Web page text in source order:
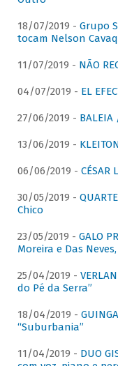
18/07/2019 - Grupo
tocam Nelson
11/07/2019 - NÃO
04/07/2019 - EL
27/06/2019 -
13/06/2019 -
06/06/2019 - CÉSAR
30/05/2019 -
Chico
23/05/2019 - GALO
Moreira e Das
25/04/2019 -
do Pé da Serra”
18/04/2019 -
“Suburbania”
11/04/2019 - DUO